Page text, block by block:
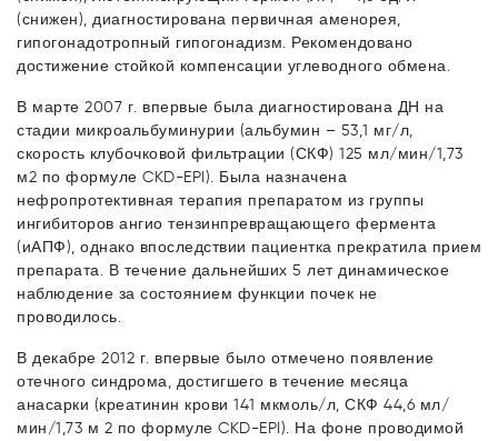
(снижен), диагностирована первичная аменорея,
гипогонадотропный гипогонадизм. Рекомендовано
достижение стойкой компенсации углеводного обмена.
В марте 2007 г. впервые была диагностирована ДН на
стадии микроальбуминурии (альбумин – 53,1 мг/л,
скорость клубочковой фильтрации (СКФ) 125 мл/мин/1,73
м2 по формуле CKD-EPI). Была назначена
нефропротективная терапия препаратом из группы
ингибиторов ангио тензинпревращающего фермента
(иАПФ), однако впоследствии пациентка прекратила прием
препарата. В течение дальнейших 5 лет динамическое
наблюдение за состоянием функции почек не
проводилось.
В декабре 2012 г. впервые было отмечено появление
отечного синдрома, достигшего в течение месяца
анасарки (креатинин крови 141 мкмоль/л, СКФ 44,6 мл/
мин/1,73 м 2 по формуле CKD-EPI). На фоне проводимой